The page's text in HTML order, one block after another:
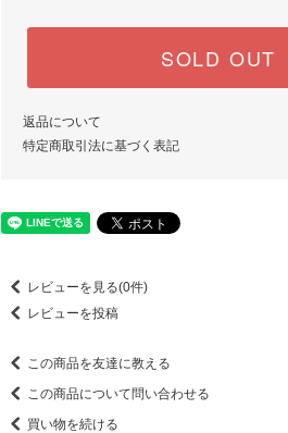
SOLD OUT
返品について
特定商取引法に基づく表記
レビューを見る(0件)
レビューを投稿
この商品を友達に教える
この商品について問い合わせる
買い物を続ける